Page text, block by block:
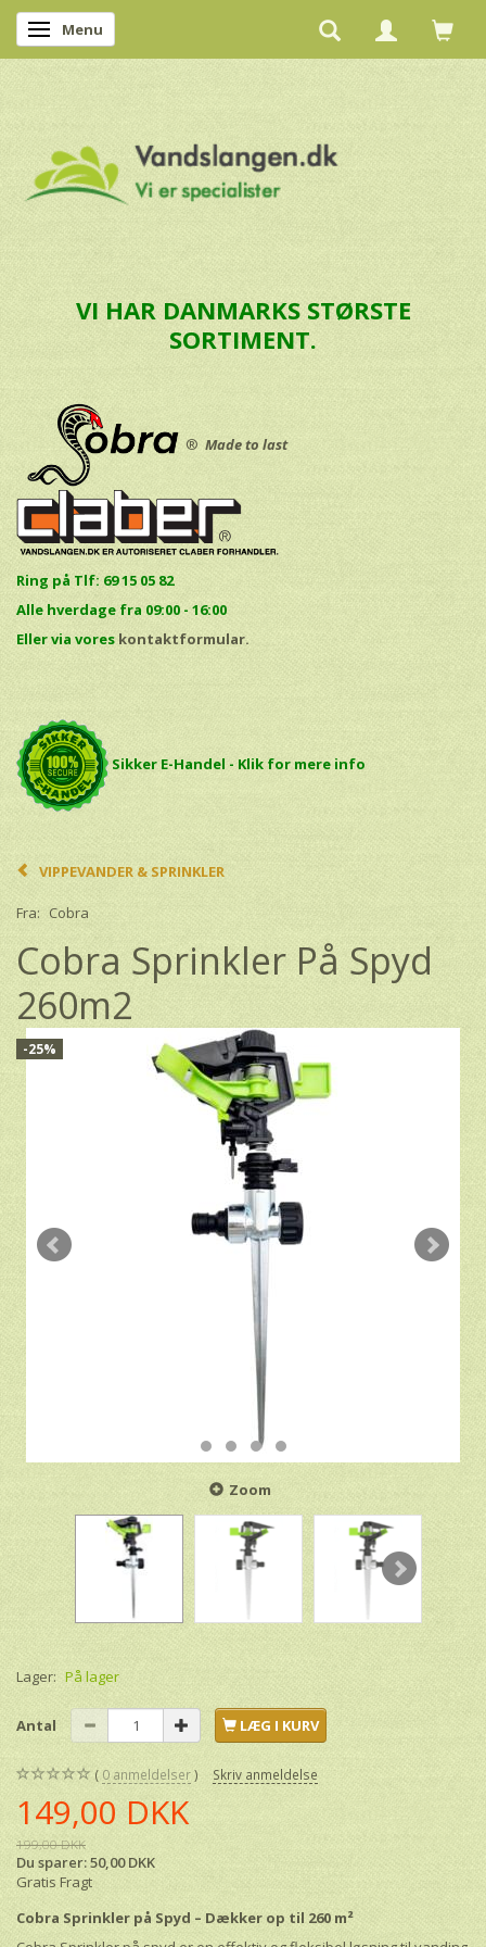
Skifte navigation
Menu
VI HAR DANMARKS STØRSTE
SORTIMENT.
® Made to last
Ring på Tlf: 69 15 05 82
Alle hverdage fra 09:00 - 16:00
Eller via vores kontaktformular.
Sikker E-Handel - Klik for mere info
VIPPEVANDER & SPRINKLER
Fra: Cobra
Cobra Sprinkler På Spyd
260m2
-25%
Zoom
Lager: På lager
Antal LÆG I KURV
0 anmeldelser Skriv anmeldelse
149,00 DKK
199,00 DKK
Du sparer:50,00 DKK
Gratis Fragt
Cobra Sprinkler på Spyd – Dækker op til 260 m²